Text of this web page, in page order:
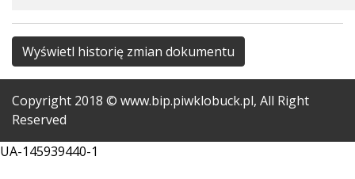
Wyświetl historię zmian dokumentu
Copyright 2018 © www.bip.piwklobuck.pl, All Right
Reserved
UA-145939440-1